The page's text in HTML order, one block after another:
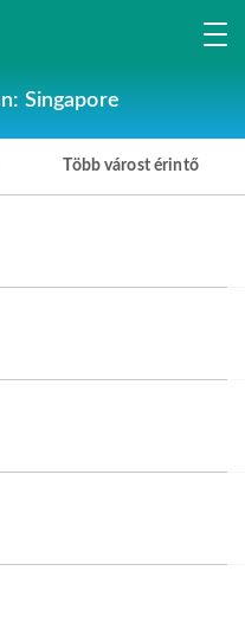
Singapore
Több várost érintő